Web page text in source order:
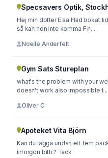
Specsavers Optik,
Hej min dotter Elsa Had bokat
så kan hon inte komma Fin...
Noelle Anderfelt
Gym Sats Stureplan
what's the problem with your website ? ? ? ?
doesn't work also impossible t...
Oliver C
Apoteket Vita Björn
Kan du lägga undan ett fem pack antigen test Som jag
imorgon bitti ? Tack